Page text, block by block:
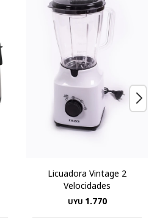
Licuadora Vintage 2
Velocidades
UYU 1.770